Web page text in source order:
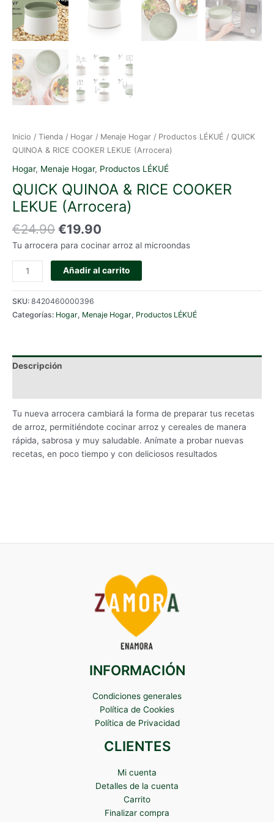
Inicio / Tienda / Hogar / Menaje Hogar / Productos LÉKUÉ / QUICK
QUINOA & RICE COOKER LEKUE (Arrocera)
Hogar, Menaje Hogar, Productos LÉKUÉ
QUICK QUINOA & RICE COOKER
LEKUE (Arrocera)
€24.90 El
precio
original
era:
€24.90.
€19.90
precio
es:
€19.90.
Tu arrocera para cocinar arroz al microondas
QUICK
QUINOA
&
RICE
COOKER
cantidad
Añadir al carrito
SKU: 8420460000396
Categorías: Hogar, Menaje Hogar, Productos LÉKUÉ
Descripción
Tu nueva arrocera cambiará la forma de preparar tus recetas
de arroz, permitiéndote cocinar arroz y cereales de manera
rápida, sabrosa y muy saludable. Anímate a probar nuevas
recetas, en poco tiempo y con deliciosos resultados
INFORMACIÓN
Condiciones generales
Política de Cookies
Política de Privacidad
CLIENTES
Mi cuenta
Detalles de la cuenta
Carrito
Finalizar compra